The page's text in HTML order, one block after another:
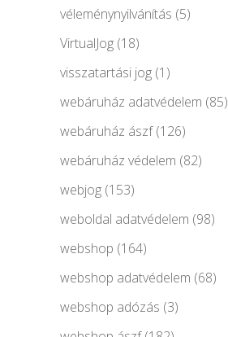
véleménynyilvánítás (5)
VirtualJog (18)
visszatartási jog (1)
webáruház adatvédelem (85)
webáruház ászf(126)
webáruház védelem (82)
webjog (153)
weboldal adatvédelem (98)
webshop (164)
webshop adatvédelem (68)
webshop adózás (3)